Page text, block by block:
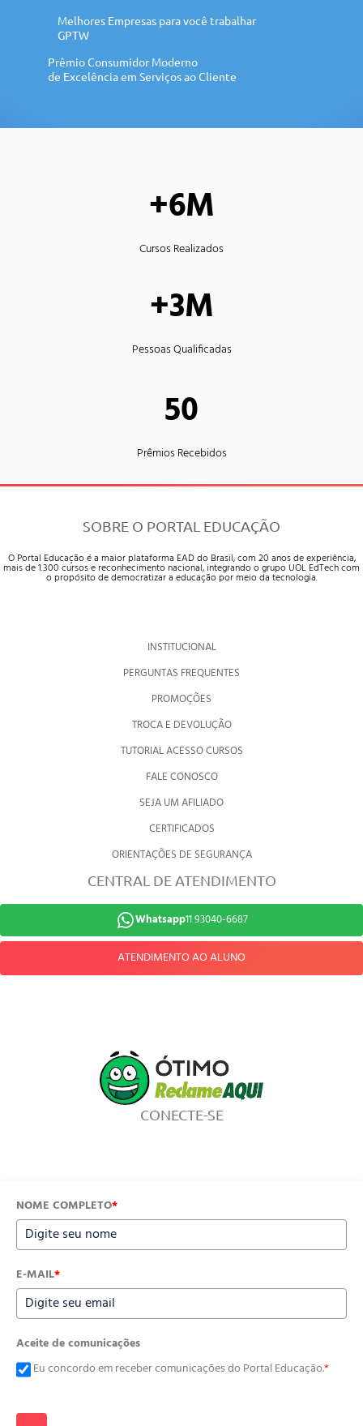
Melhores Empresas para você trabalhar
GPTW
Prêmio Consumidor Moderno
de Excelência em Serviços ao Cliente
+6M
Cursos Realizados
+3M
Pessoas Qualificadas
50
Prêmios Recebidos
SOBRE O PORTAL EDUCAÇÃO
O Portal Educação é a maior plataforma EAD do Brasil, com 20 anos de experiência,
mais de 1.300 cursos e reconhecimento nacional, integrando o grupo UOL EdTech com
o propósito de democratizar a educação por meio da tecnologia.
INSTITUCIONAL
PERGUNTAS FREQUENTES
PROMOÇÕES
TROCA E DEVOLUÇÃO
TUTORIAL ACESSO CURSOS
FALE CONOSCO
SEJA UM AFILIADO
CERTIFICADOS
ORIENTAÇÕES DE SEGURANÇA
CENTRAL DE ATENDIMENTO
Whatsapp11 93040-6687
ATENDIMENTO AO ALUNO
CONECTE-SE
NOME COMPLETO*
E-MAIL*
Aceite de comunicações
Eu concordo em receber comunicações do Portal Educação.*